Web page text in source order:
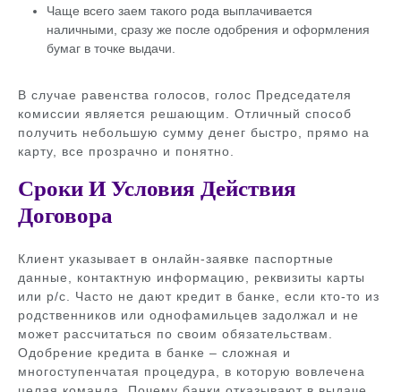
Чаще всего заем такого рода выплачивается
наличными, сразу же после одобрения и оформления
бумаг в точке выдачи.
В случае равенства голосов, голос Председателя
комиссии является решающим. Отличный способ
получить небольшую сумму денег быстро, прямо на
карту, все прозрачно и понятно.
Сроки И Условия Действия
Договора
Клиент указывает в онлайн-заявке паспортные
данные, контактную информацию, реквизиты карты
или р/с. Часто не дают кредит в банке, если кто-то из
родственников или однофамильцев задолжал и не
может рассчитаться по своим обязательствам.
Одобрение кредита в банке – сложная и
многоступенчатая процедура, в которую вовлечена